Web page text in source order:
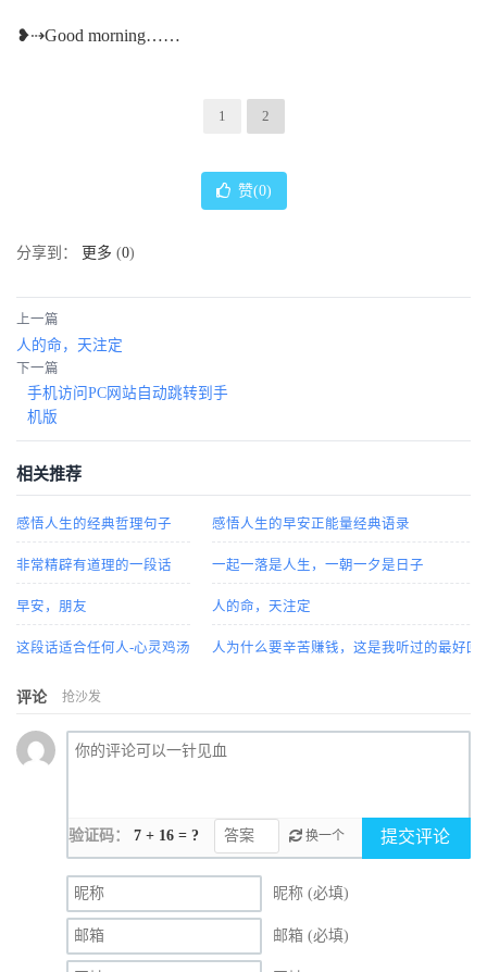
❥⇢Good morning……
1 2
赞(0)
分享到： 更多 (0)
上一篇
人的命，天注定
下一篇
手机访问PC网站自动跳转到手
机版
相关推荐
感悟人生的经典哲理句子 感悟人生的早安正能量经典语录
非常精辟有道理的一段话 一起一落是人生，一朝一夕是日子
早安，朋友 人的命，天注定
这段话适合任何人-心灵鸡汤 人为什么要辛苦赚钱，这是我听过的最好回
评论 抢沙发
验证码： 7 + 16 = ? 换一个 提交评论
昵称 (必填)
邮箱 (必填)